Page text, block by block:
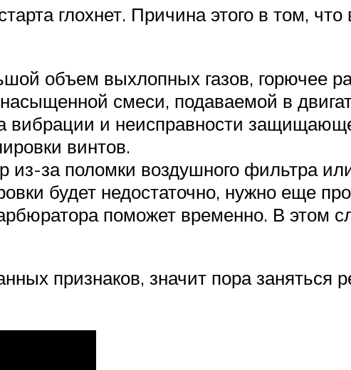
глохнет. Причина этого в том, что
объем выхлопных газов, горючее
смеси, подаваемой в
вибрации и неисправности
винтов.
за поломки воздушного фильтра
будет недостаточно, нужно еще
поможет временно. В этом
признаков, значит пора заняться